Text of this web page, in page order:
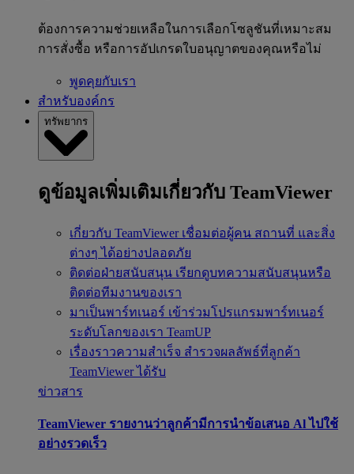
ต้องการความช่วยเหลือในการเลือกโซลูชันที่เหมาะสม
การสั่งซื้อ หรือการอัปเกรดใบอนุญาตของคุณหรือไม่
พูดคุยกับเรา
สำหรับองค์กร
ทรัพยากร
ดูข้อมูลเพิ่มเติมเกี่ยวกับ TeamViewer
เกี่ยวกับ TeamViewer เชื่อมต่อผู้คน สถานที่ และสิ่ง
ต่างๆ ได้อย่างปลอดภัย
ติดต่อฝ่ายสนับสนุน เรียกดูบทความสนับสนุนหรือ
ติดต่อทีมงานของเรา
มาเป็นพาร์ทเนอร์ เข้าร่วมโปรแกรมพาร์ทเนอร์
ระดับโลกของเรา TeamUP
เรื่องราวความสำเร็จ สำรวจผลลัพธ์ที่ลูกค้า
TeamViewer ได้รับ
ข่าวสาร
TeamViewer รายงานว่าลูกค้ามีการนำข้อเสนอ Al ไปใช้
อย่างรวดเร็ว